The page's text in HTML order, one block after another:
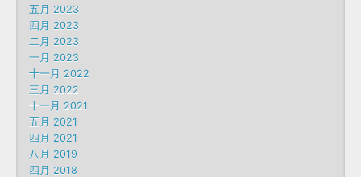
五月 2023
四月 2023
二月 2023
一月 2023
十一月 2022
三月 2022
十一月 2021
五月 2021
四月 2021
八月 2019
四月 2018